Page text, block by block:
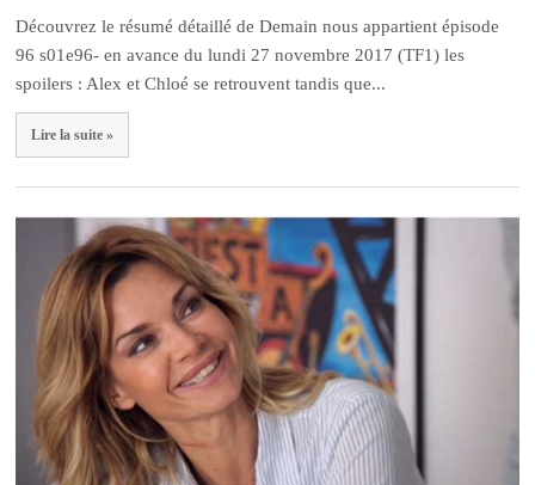
Découvrez le résumé détaillé de Demain nous appartient épisode
96 s01e96- en avance du lundi 27 novembre 2017 (TF1) les
spoilers : Alex et Chloé se retrouvent tandis que...
Lire la suite »